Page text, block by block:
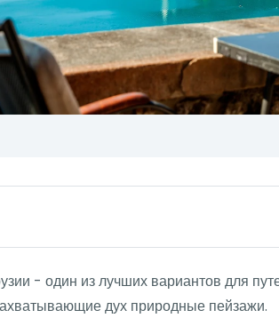
- один из лучших вариантов для
дух природные пейзажи.